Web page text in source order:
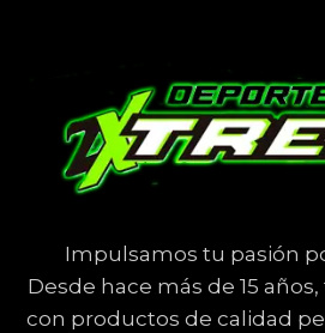
Impulsamos tu pasión
Desde hace más de 15
con productos de calidad